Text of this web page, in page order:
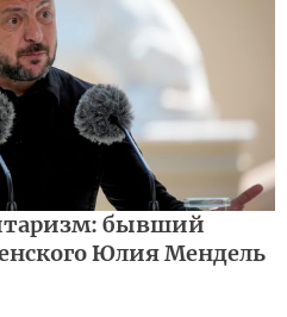
бывший
Юлия Мендель